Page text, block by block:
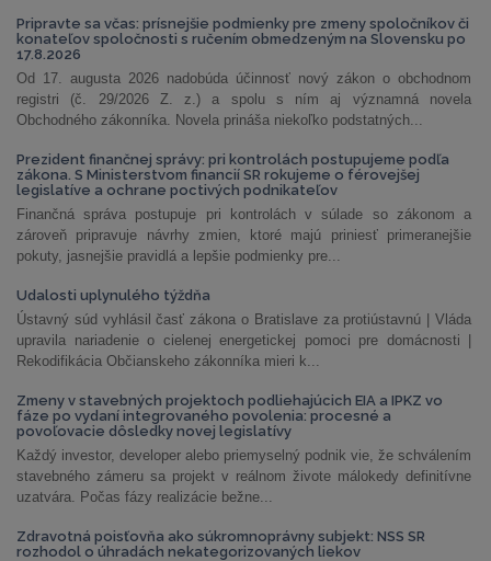
Pripravte sa včas: prísnejšie podmienky pre zmeny spoločníkov či
konateľov spoločnosti s ručením obmedzeným na Slovensku po
17.8.2026
Od 17. augusta 2026 nadobúda účinnosť nový zákon o obchodnom
registri (č. 29/2026 Z. z.) a spolu s ním aj významná novela
Obchodného zákonníka. Novela prináša niekoľko podstatných...
Prezident finančnej správy: pri kontrolách postupujeme podľa
zákona. S Ministerstvom financií SR rokujeme o férovejšej
legislatíve a ochrane poctivých podnikateľov
Finančná správa postupuje pri kontrolách v súlade so zákonom a
zároveň pripravuje návrhy zmien, ktoré majú priniesť primeranejšie
pokuty, jasnejšie pravidlá a lepšie podmienky pre...
Udalosti uplynulého týždňa
Ústavný súd vyhlásil časť zákona o Bratislave za protiústavnú | Vláda
upravila nariadenie o cielenej energetickej pomoci pre domácnosti |
Rekodifikácia Občianskeho zákonníka mieri k...
Zmeny v stavebných projektoch podliehajúcich EIA a IPKZ vo
fáze po vydaní integrovaného povolenia: procesné a
povoľovacie dôsledky novej legislatívy
Každý investor, developer alebo priemyselný podnik vie, že schválením
stavebného zámeru sa projekt v reálnom živote málokedy definitívne
uzatvára. Počas fázy realizácie bežne...
Zdravotná poisťovňa ako súkromnoprávny subjekt: NSS SR
rozhodol o úhradách nekategorizovaných liekov